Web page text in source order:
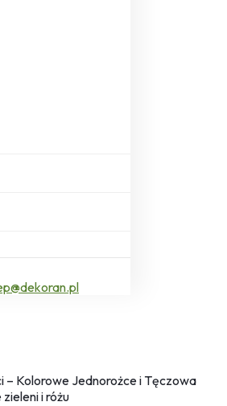
– Kolorowe Jednorożce i Tęczowa
i różu